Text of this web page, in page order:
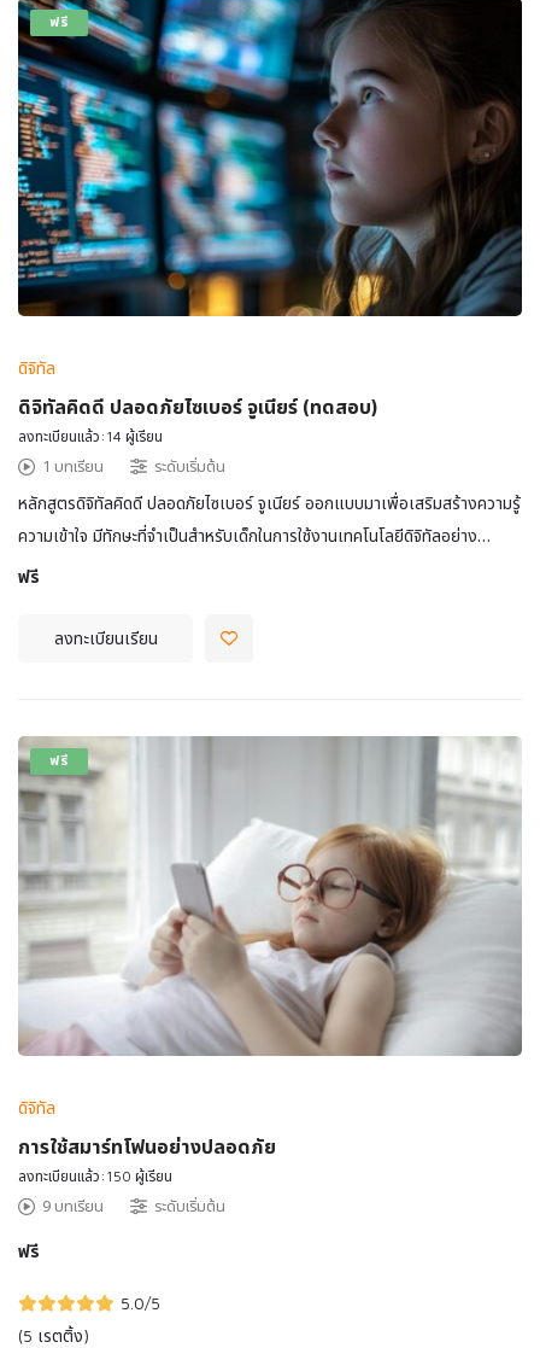
ฟรี
ดิจิทัล
ดิจิทัลคิดดี ปลอดภัยไซเบอร์ จูเนียร์ (ทดสอบ)
ลงทะเบียนแล้ว:14 ผู้เรียน
1 บทเรียน ระดับเริ่มต้น
หลักสูตรดิจิทัลคิดดี ปลอดภัยไซเบอร์ จูเนียร์ ออกแบบมาเพื่อเสริมสร้างความรู้
ความเข้าใจ มีทักษะที่จำเป็นสำหรับเด็กในการใช้งานเทคโนโลยีดิจิทัลอย่าง
ปลอดภัย มีความรับผิดชอบ และถูกต้องตามกฎหมาย หลักสูตรนี้จะครอบคลุม
สำหรับวัยเด็ก รู้จักวิธีการป้องกันตนเองและผู้อื่นจากอันตรายในโลกออนไลน์
ฟรี
ลงทะเบียนเรียน
ฟรี
ดิจิทัล
การใช้สมาร์ทโฟนอย่างปลอดภัย
ลงทะเบียนแล้ว:150 ผู้เรียน
9 บทเรียน ระดับเริ่มต้น
ฟรี
5.0/5
(5 เรตติ้ง)